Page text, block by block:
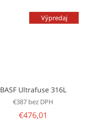
Výpredaj
BASF Ultrafuse 316L
€387 bez DPH
€476,01